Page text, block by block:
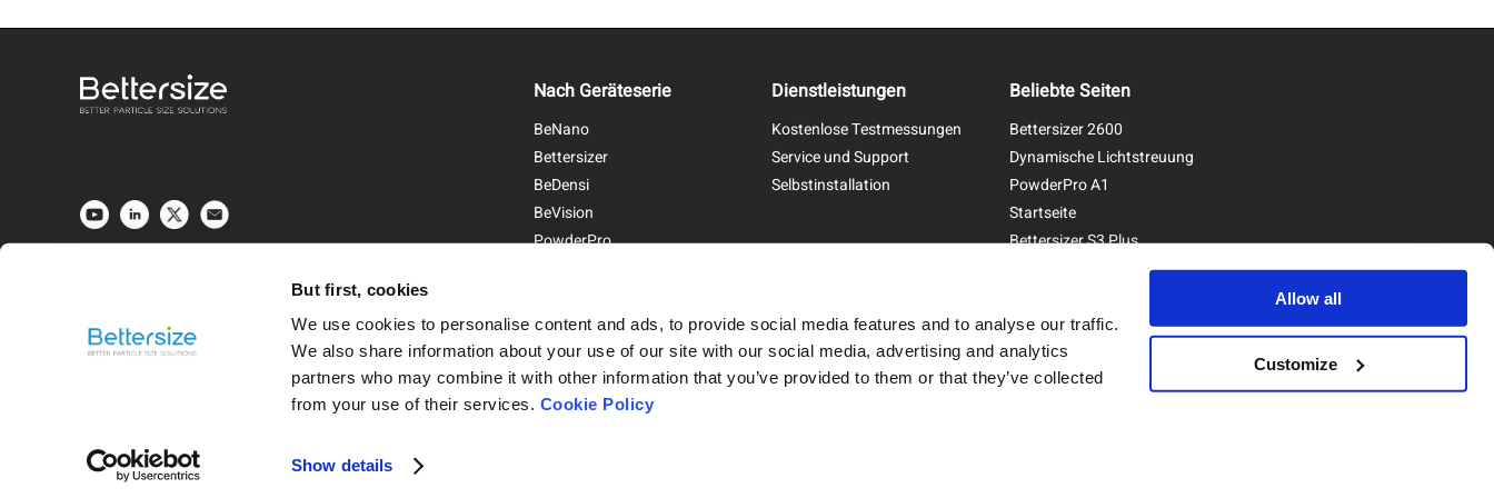
But first, cookies
We use cookies to personalise content and ads, to provide social media features and to analyse our traffic.
We also share information about your use of our site with our social media, advertising and analytics
partners who may combine it with other information that you’ve provided to them or that they’ve collected
from your use of their services. Cookie Policy
Show details
Allow all
Customize
Abbildung 1. Expansion der nicht expandierten Mikrosphäre bei Anwendung von Wärme
Nach Geräteserie
BeNano
Bettersizer
BeDensi
BeVision
PowderPro
Dienstleistungen
Kostenlose Testmessungen
Service und Support
Selbstinstallation
Beliebte Seiten
Bettersizer 2600
Dynamische Lichtstreuung
PowderPro A1
Startseite
Bettersizer S3 Plus
Kontaktieren Sie uns
Sitemap| Privacy Policy Copyright © Bettersize Instruments Ltd. All Rights Reserved